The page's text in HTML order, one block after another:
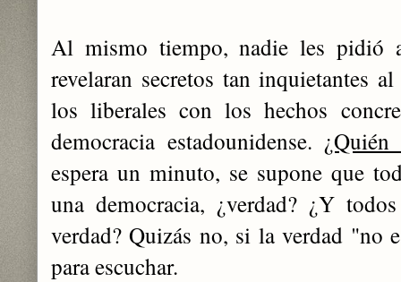
Al mismo tiempo, nadie les pidió
revelaran secretos tan inquietantes
los liberales con los hechos
democracia estadounidense.
espera un minuto, se supone que
una democracia, ¿verdad? ¿Y
verdad? Quizás no, si la verdad "no
para escuchar.